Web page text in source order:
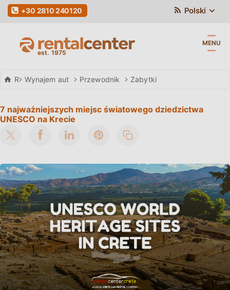
Polski
+30 2810 240120
MENU
Rental Center Crete
Wynajem aut Przewodnik Zabytki
7 najważniejszych miejsc światowego dziedzictwa
UNESCO na Krecie